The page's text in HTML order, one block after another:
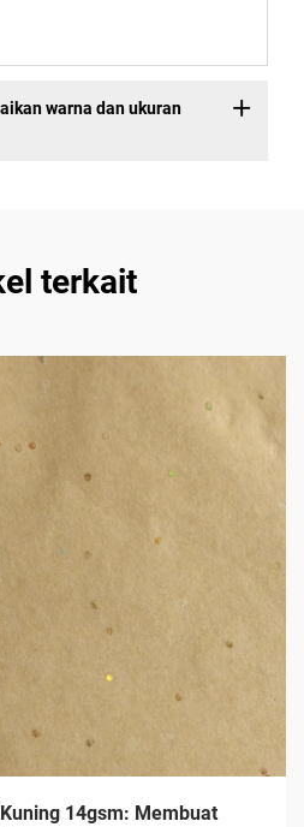
warna dan ukuran
terkait
14gsm: Membuat